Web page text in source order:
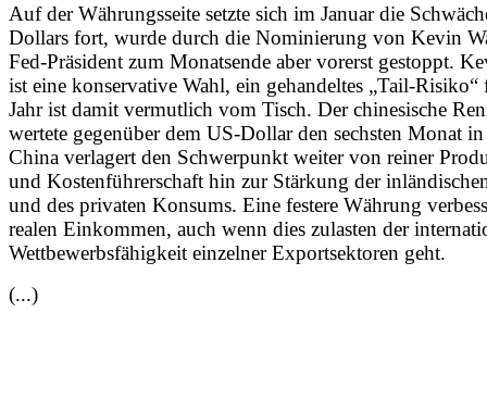
Auf der Währungsseite setzte sich im Januar die
Dollars fort, wurde durch die Nominierung von Kevin
Fed-Präsident zum Monatsende aber vorerst gestoppt.
ist eine konservative Wahl, ein gehandeltes „Tail-Risiko“
Jahr ist damit vermutlich vom Tisch. Der chinesische
wertete gegenüber dem US-Dollar den sechsten Monat
China verlagert den Schwerpunkt weiter von reiner
und Kostenführerschaft hin zur Stärkung der
und des privaten Konsums. Eine festere Währung
realen Einkommen, auch wenn dies zulasten der
Wettbewerbsfähigkeit einzelner Exportsektoren geht.
(...)